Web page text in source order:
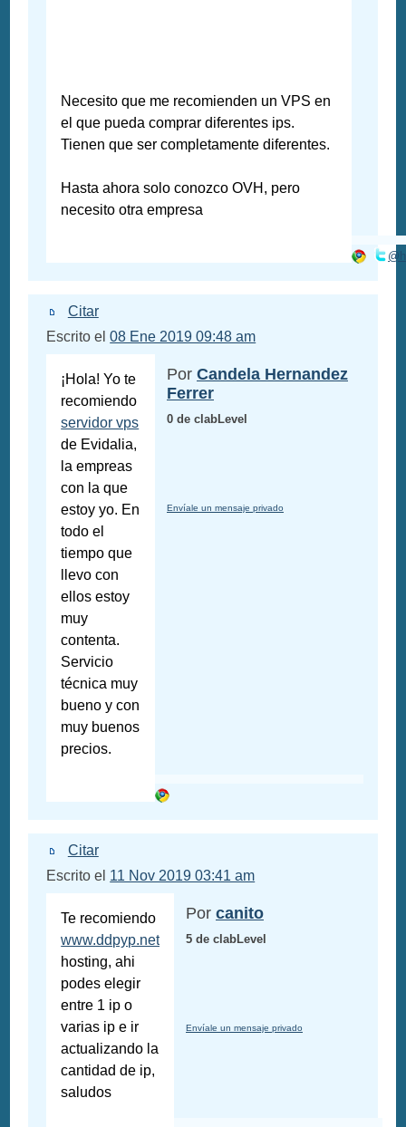
Necesito que me recomienden un VPS en
el que pueda comprar diferentes ips.
Tienen que ser completamente diferentes.
Hasta ahora solo conozco OVH, pero
necesito otra empresa
Citar
Escrito el08 Ene 2019 09:48 am
¡Hola! Yo te
recomiendo
servidor vps
de Evidalia,
la empreas
con la que
estoy yo. En
todo el
tiempo que
llevo con
ellos estoy
muy
contenta.
Servicio
técnica muy
bueno y con
muy buenos
precios.
Por Candela Hernandez
Ferrer
0 de clabLevel
Envíale un mensaje privado
Citar
Escrito el 11 Nov 2019 03:41 am
Te recomiendo
www.ddpyp.net
hosting, ahi
podes elegir
entre 1 ip o
varias ip e ir
actualizando la
cantidad de ip,
saludos
Por canito
5 de clabLevel
Envíale un mensaje privado